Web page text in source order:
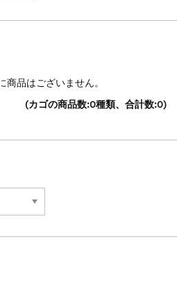
商品はございません。
(カゴの商品数:0種類、合計数:0)